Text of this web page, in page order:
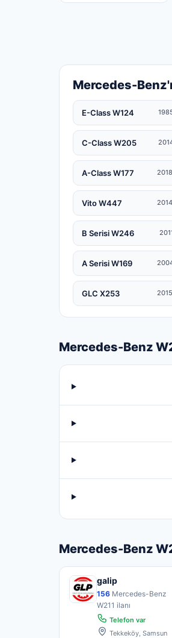
Mercedes-
E-Class W124
C-Class W205
A-Class W177
Vito W447
B Serisi W246
A Serisi W169
GLC X253
Mercedes-Benz
Mercedes-Benz
galip
156 Mercedes-Benz
W211 ilanı
Telefon var
Tekkeköy, Samsun